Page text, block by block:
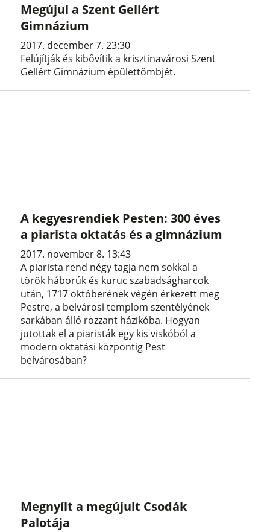
Megújul a Szent Gellért
Gimnázium
2017. december 7. 23:30
Felújítják és kibővítik a krisztinavárosi Szent
Gellért Gimnázium épülettömbjét.
A kegyesrendiek Pesten: 300 éves
a piarista oktatás és a gimnázium
2017. november 8. 13:43
A piarista rend négy tagja nem sokkal a
török háborúk és kuruc szabadságharcok
után, 1717 októberének végén érkezett meg
Pestre, a belvárosi templom szentélyének
sarkában álló rozzant házikóba. Hogyan
jutottak el a piaristák egy kis viskóból a
modern oktatási központig Pest
belvárosában?
Megnyílt a megújult Csodák
Palotája